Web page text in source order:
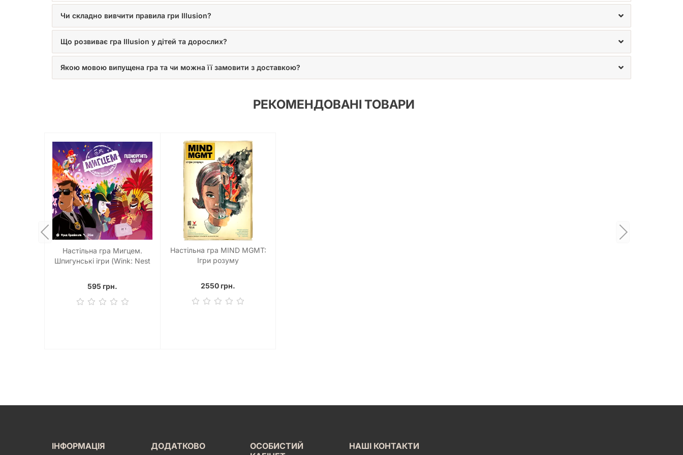
Чи складно вивчити правила гри Illusion?
Що розвиває гра Illusion у дітей та дорослих?
Якою мовою випущена гра та чи можна її замовити з доставкою?
РЕКОМЕНДОВАНІ ТОВАРИ
Настільна гра Мигцем.
Шпигунські ігри (Wink: Nest
595 грн.
Настільна гра MIND MGMT:
Ігри розуму
2550 грн.
ІНФОРМАЦІЯ ДОДАТКОВО
ОСОБИСТИЙ
НАШІ КОНТАКТИ